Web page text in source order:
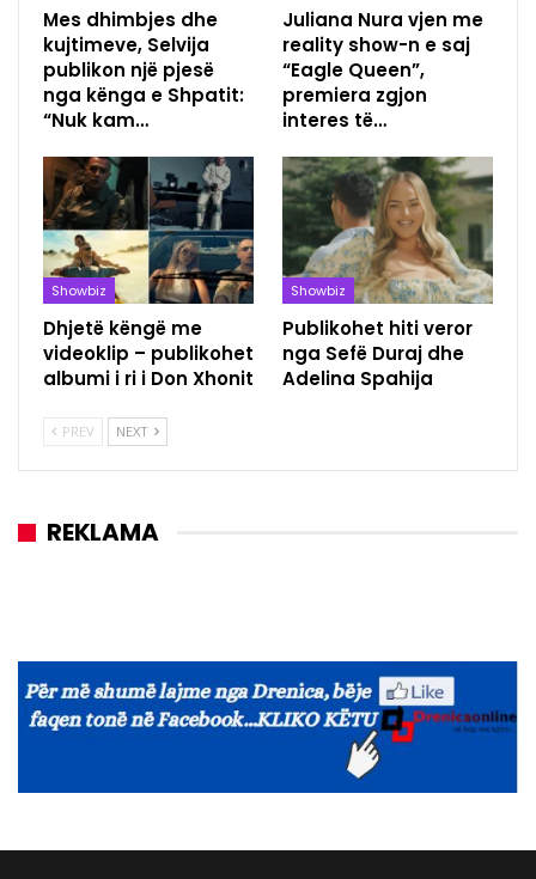
Mes dhimbjes dhe
kujtimeve, Selvija
publikon një pjesë
nga kënga e Shpatit:
“Nuk kam…
Juliana Nura vjen me
reality show-n e saj
“Eagle Queen”,
premiera zgjon
interes të…
Showbiz
Dhjetë këngë me
videoklip – publikohet
albumi i ri i Don Xhonit
Showbiz
Publikohet hiti veror
nga Sefë Duraj dhe
Adelina Spahija
PREV NEXT
REKLAMA